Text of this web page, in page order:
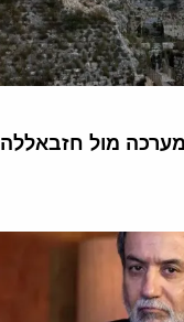
מול חזבאללה